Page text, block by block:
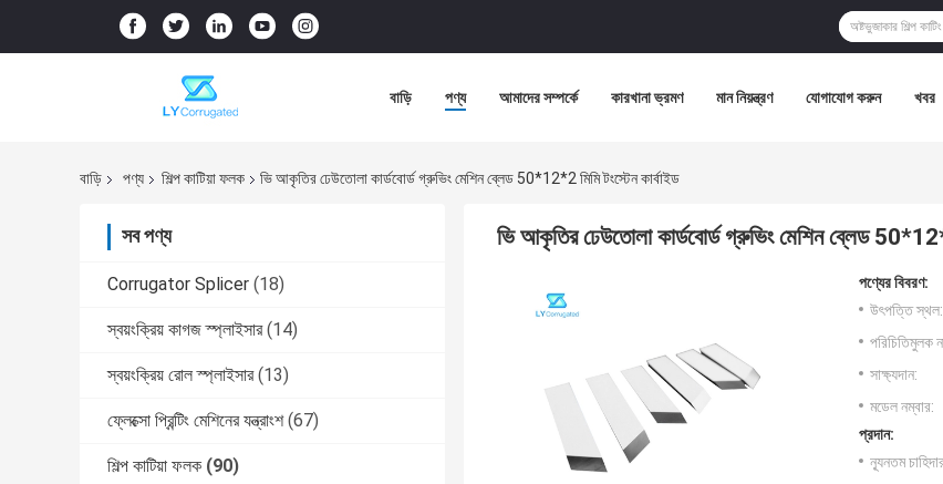
বাড়ি পণ্য আমাদের সম্পর্কে কারখানা ভ্রমণ মান নিয়ন্ত্রণ যোগাযোগ করুন খবর
বাড়ি পণ্য শিল্প কাটিয়া ফলক ভি আকৃতির ঢেউতোলা কার্ডবোর্ড গ্রুভিং মেশিন ব্লেড 50*12*2 মিমি টংস্টেন কার্বাইড
সব পণ্য
Corrugator Splicer (18)
স্বয়ংক্রিয় কাগজ স্প্লাইসার (14)
স্বয়ংক্রিয় রোল স্প্লাইসার (13)
ফ্লেক্সো প্রিন্টিং মেশিনের যন্ত্রাংশ (67)
শিল্প কাটিয়া ফলক (90)
ভি আকৃতির ঢেউতোলা কার্ডবোর্ড গ্রুভিং মেশিন ব্লেড
পণ্যের বিবরণ:
উৎপত্তি স্থল:
পরিচিতিমুলক
সাক্ষ্যদান:
মডেল নম্বার:
প্রদান:
ন্যূনতম